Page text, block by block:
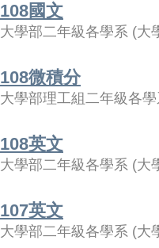
108國文
大學部二年級各學系 (大
108微積分
大學部理工組二年級各
108英文
大學部二年級各學系 (大
107英文
大學部二年級各學系 (大